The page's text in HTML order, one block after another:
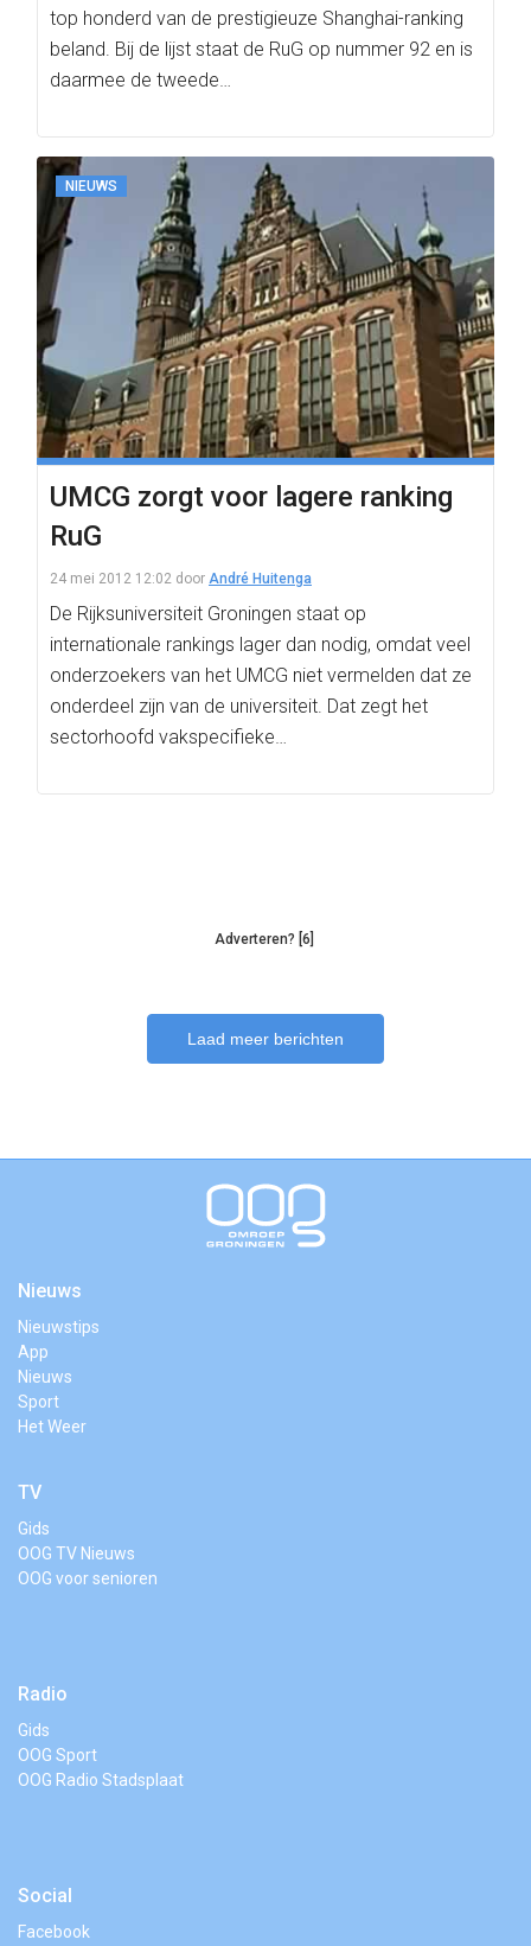
top honderd van de prestigieuze Shanghai-ranking
beland. Bij de lijst staat de RuG op nummer 92 en is
daarmee de tweede…
NIEUWS
UMCG zorgt voor lagere ranking
RuG
24 mei 2012 12:02 door André Huitenga
De Rijksuniversiteit Groningen staat op
internationale rankings lager dan nodig, omdat veel
onderzoekers van het UMCG niet vermelden dat ze
onderdeel zijn van de universiteit. Dat zegt het
sectorhoofd vakspecifieke…
Adverteren? [6]
Laad meer berichten
Nieuws
Nieuwstips
App
Nieuws
Sport
Het Weer
TV
Gids
OOG TV Nieuws
OOG voor senioren
Radio
Gids
OOG Sport
OOG Radio Stadsplaat
Social
Facebook